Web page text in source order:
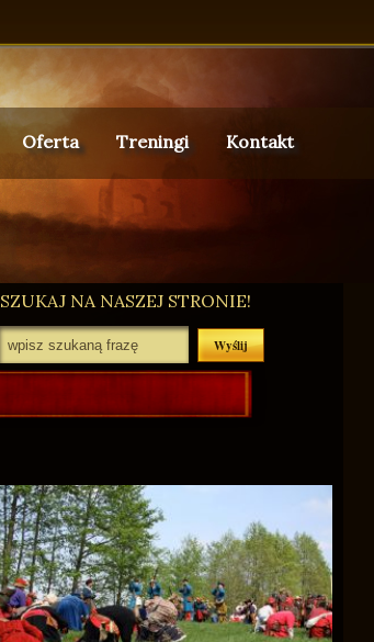
Oferta Treningi Kontakt
SZUKAJ NA NASZEJ STRONIE!